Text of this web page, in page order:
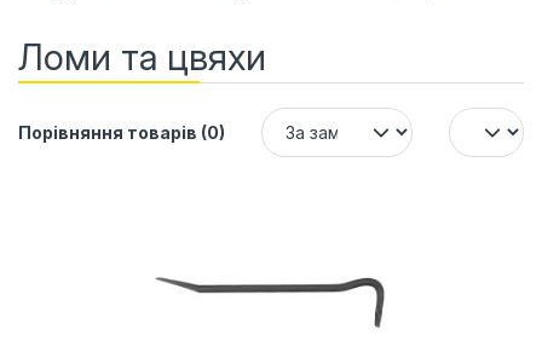
Ломи та цвяхи
Порівняння товарів (0)